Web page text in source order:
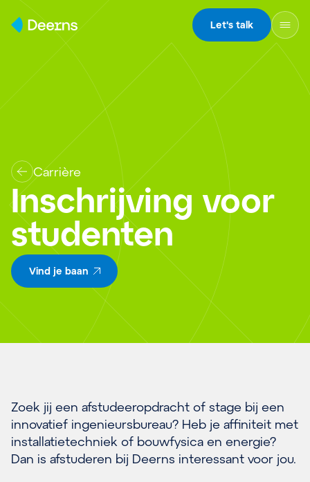
Skip to content
Let's talk
Carrière
Inschrijving voor
studenten
Vind je baan
Zoek jij een afstudeeropdracht of stage bij een
innovatief ingenieursbureau? Heb je affiniteit met
installatietechniek of bouwfysica en energie?
Dan is afstuderen bij Deerns interessant voor jou.